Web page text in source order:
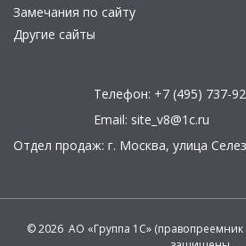
Замечания по сайту
Другие сайты
Телефон: +7 (495) 737-
Email: site_v8@1c.ru
Отдел продаж: г. Москва, улица
© 2026 АО «Группа 1С» (правопреемник